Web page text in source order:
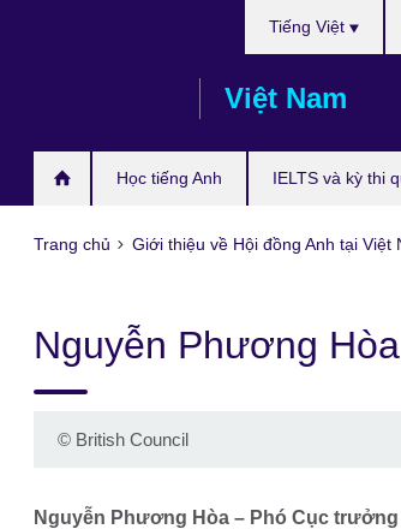
Việt Nam
Học tiếng Anh IELTS và kỳ thi
Tiếng Việt
Trang chủ Giới thiệu về Hội đồng Anh tại Việt
Nguyễn Phương Hòa
© British Council
Nguyễn Phương Hòa – Phó Cục